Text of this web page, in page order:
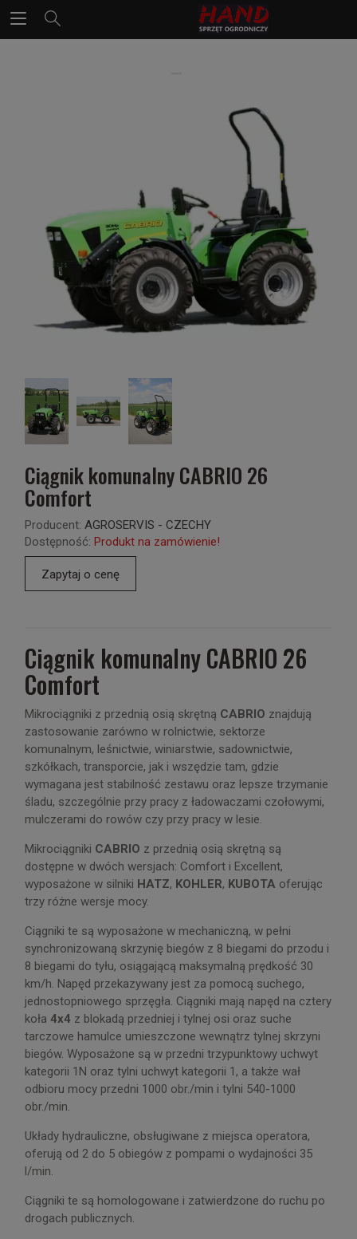
Ciągnik komunalny CABRIO 26
Comfort
Producent: AGROSERVIS - CZECHY
Dostępność: Produkt na zamówienie!
Zapytaj o cenę
Ciągnik komunalny CABRIO 26
Comfort
Mikrociągniki z przednią osią skrętną CABRIO znajdują
zastosowanie zarówno w rolnictwie, sektorze
komunalnym, leśnictwie, winiarstwie, sadownictwie,
szkółkach, transporcie, jak i wszędzie tam, gdzie
wymagana jest stabilność zestawu oraz lepsze trzymanie
śladu, szczególnie przy pracy z ładowaczami czołowymi,
mulczerami do rowów czy przy pracy w lesie.
Mikrociągniki CABRIO z przednią osią skrętną są
dostępne w dwóch wersjach: Comfort i Excellent,
wyposażone w silniki HATZ, KOHLER, KUBOTA oferując
trzy różne wersje mocy.
Ciągniki te są wyposażone w mechaniczną, w pełni
synchronizowaną skrzynię biegów z 8 biegami do przodu i
8 biegami do tyłu, osiągającą maksymalną prędkość 30
km/h. Napęd przekazywany jest za pomocą suchego,
jednostopniowego sprzęgła. Ciągniki mają napęd na cztery
koła 4x4 z blokadą przedniej i tylnej osi oraz suche
tarczowe hamulce umieszczone wewnątrz tylnej skrzyni
biegów. Wyposażone są w przedni trzypunktowy uchwyt
kategorii 1N oraz tylni uchwyt kategorii 1, a także wał
odbioru mocy przedni 1000 obr./min i tylni 540-1000
obr./min.
Układy hydrauliczne, obsługiwane z miejsca operatora,
oferują od 2 do 5 obiegów z pompami o wydajności 35
l/min.
Ciągniki te są homologowane i zatwierdzone do ruchu po
drogach publicznych.